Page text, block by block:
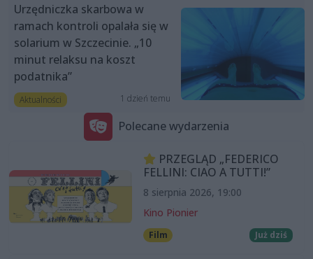
Urzędniczka skarbowa w
ramach kontroli opalała się w
solarium w Szczecinie. „10
minut relaksu na koszt
podatnika”
Aktualności 1 dzień temu
Polecane wydarzenia
PRZEGLĄD „FEDERICO
FELLINI: CIAO A TUTTI!”
8 sierpnia 2026, 19:00
Kino Pionier
Film Już dziś